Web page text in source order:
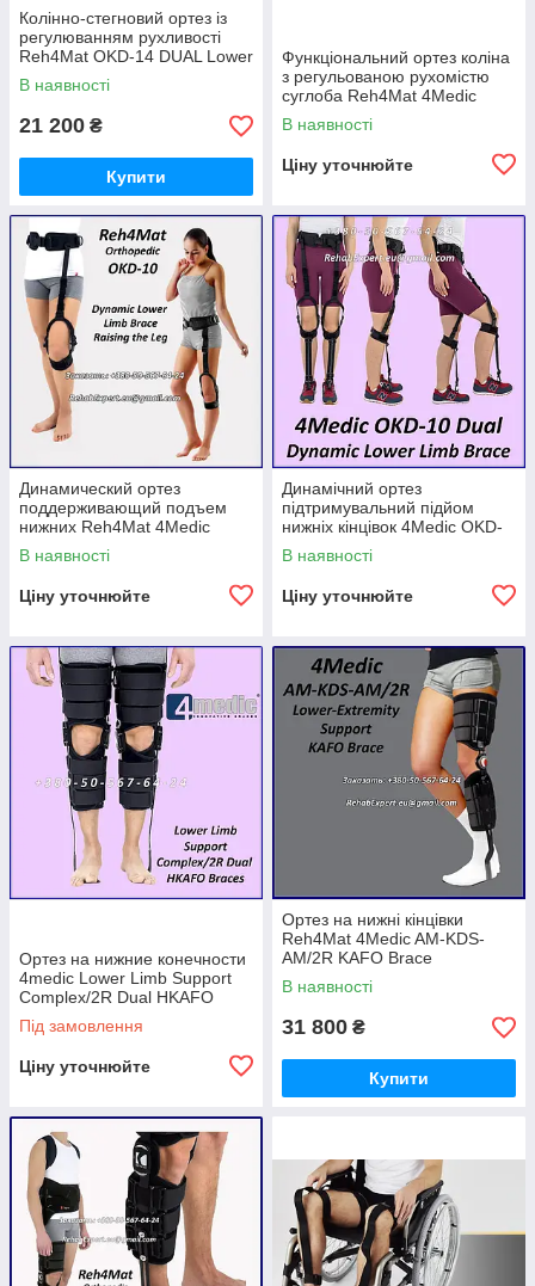
Колінно-стегновий ортез із
регулюванням рухливості
Reh4Mat OKD-14 DUAL Lower
Limb Brace
В наявності
21 200 ₴
Купити
Функціональний ортез коліна
з регульованою рухомістю
суглоба Reh4Mat 4Medic
OKD-11 Lower Limb Support
В наявності
Ціну уточнюйте
Динамический ортез
поддерживающий подъем
нижних Reh4Mat 4Medic
OKD-10 Dynamic Lower Limb
Brace Raising the Leg
В наявності
Ціну уточнюйте
Динамічний ортез
підтримувальний підйом
нижніх кінцівок 4Medic OKD-
10 Dual Dynamic Lower Limb
Brace
В наявності
Ціну уточнюйте
Ортез на нижние конечности
4medic Lower Limb Support
Complex/2R Dual HKAFO
Brace
Під замовлення
Ціну уточнюйте
Ортез на нижні кінцівки
Reh4Mat 4Medic AM-KDS-
AM/2R KAFO Brace
В наявності
31 800 ₴
Купити